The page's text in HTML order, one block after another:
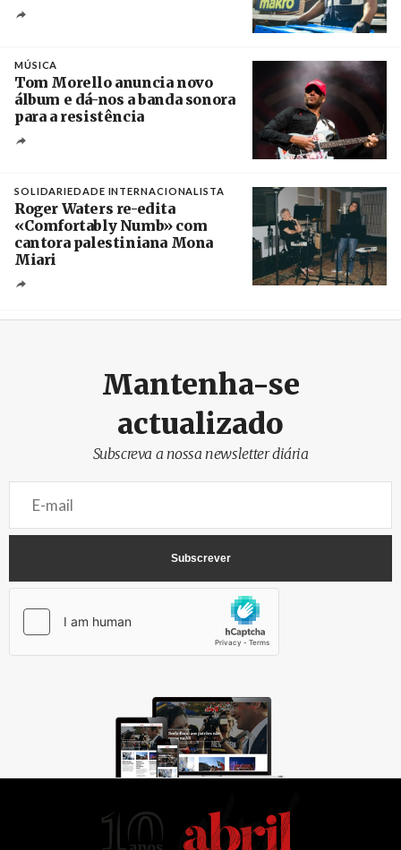
MÚSICA
Tom Morello anuncia novo
álbum e dá-nos a banda sonora
para a resistência
SOLIDARIEDADE INTERNACIONALISTA
Roger Waters re-edita
«Comfortably Numb» com
cantora palestiniana Mona
Miari
Mantenha-se
actualizado
Subscreva a nossa newsletter diária